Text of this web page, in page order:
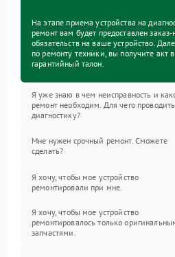
На этапе приема устройства на
ремонт вам будет предоставлен
обязательств на ваше устройство.
по ремонту техники, вы получите акт
гарантийный талон.
Я уже знаю в чем неисправность и
ремонт необходим. Для чего проводить
диагностику?
Мне нужен срочный ремонт. Сможете
сделать?
Я хочу, чтобы мое устройство
ремонтировали при мне.
Я хочу, чтобы мое устройство
ремонтировалось только
запчастями.